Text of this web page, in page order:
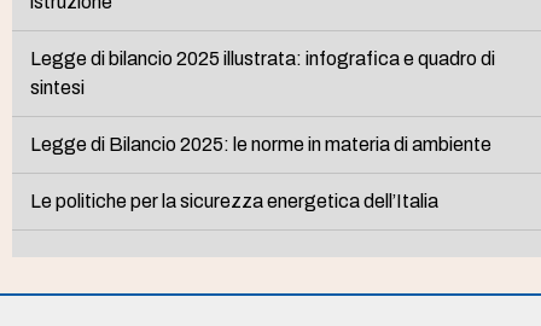
Legge di bilancio 2025 illustrata: infografica e quadro di
sintesi
Legge di Bilancio 2025: le norme in materia di ambiente
Le politiche per la sicurezza energetica dell’Italia